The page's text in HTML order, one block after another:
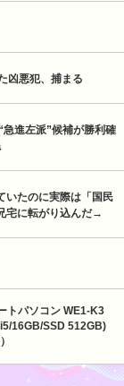
凶悪犯、捕まる
進左派”候補が勝利確
いたのに実際は「国民
宅に転がり込んだ→
トパソコン WE1-K3
16GB/SSD 512GB)